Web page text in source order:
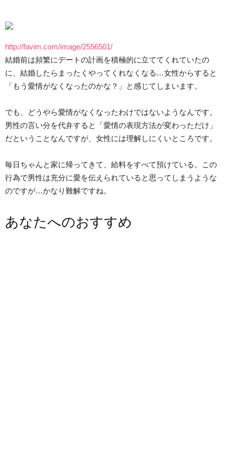
http://favim.com/image/2556501/
結婚前は頻繁にデートの計画を積極的に立ててくれていたの
に、結婚したらまったくやってくれなくなる…女性からすると
「もう愛情がなくなったのかな？」と感じてしまいます。
でも、どうやら愛情がなくなったわけではないようなんです。
男性の言い分を代弁すると「愛情の表現方法が変わっただけ」
だということなんですが、女性には理解しにくいところです。
毎日ちゃんと家に帰ってきて、給料をすべて預けている。この
行為で男性は充分に愛を伝えられていると思ってしまうような
のですが…かなり難解ですね。
あなたへのおすすめ